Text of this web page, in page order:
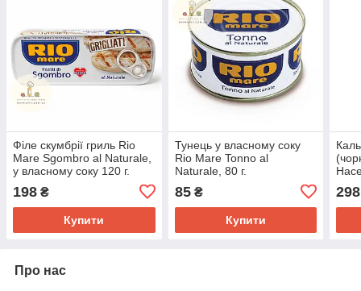
Філе скумбрії гриль Rio
Mare Sgombro al Naturale,
у власному соку 120 г.
198 ₴
Купити
Тунець у власному соку
Rio Mare Tonno al
Naturale, 80 г.
85₴
Купити
298
Про нас